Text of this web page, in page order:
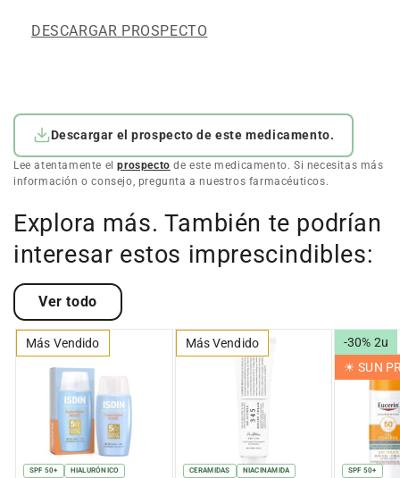
DESCARGAR PROSPECTO
Descargar el prospecto de este medicamento.
Lee atentamente elprospecto de este medicamento. Si necesitas más
información o consejo, pregunta a nuestros farmacéuticos.
Explora más. También te podrían
interesar estos imprescindibles:
Ver todo
Más Vendido
SPF 50+ HIALURÓNICO
Más Vendido
CERAMIDAS NIACINAMIDA
-30% 2u
☀︎ SUN
SPF 50+